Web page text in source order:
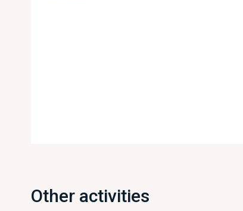
Other activities